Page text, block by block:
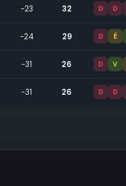
-23 32 D D
-24 29 D É
-31 26 D V
-31 26 D D